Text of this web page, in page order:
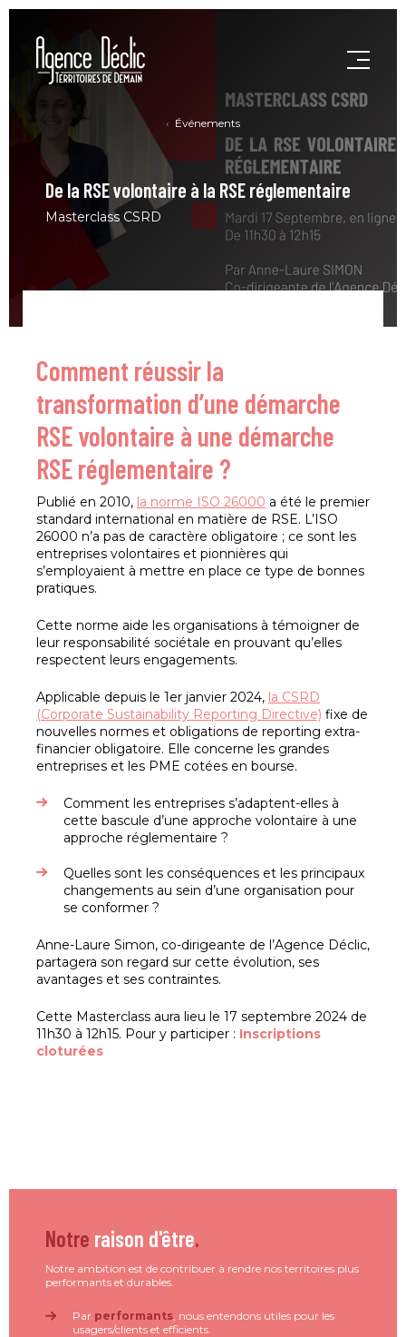
Événements
De la RSE volontaire à la RSE réglementaire
Masterclass CSRD
Comment réussir la
transformation d’une démarche
RSE volontaire à une démarche
RSE réglementaire ?
Publié en 2010, la norme ISO 26000 a été le premier
standard international en matière de RSE. L’ISO
26000 n’a pas de caractère obligatoire ; ce sont les
entreprises volontaires et pionnières qui
s’employaient à mettre en place ce type de bonnes
pratiques.
Cette norme aide les organisations à témoigner de
leur responsabilité sociétale en prouvant qu’elles
respectent leurs engagements.
Applicable depuis le 1er janvier 2024, la CSRD
(Corporate Sustainability Reporting Directive) fixe de
nouvelles normes et obligations de reporting extra-
financier obligatoire. Elle concerne les grandes
entreprises et les PME cotées en bourse.
Comment les entreprises s’adaptent-elles à
cette bascule d’une approche volontaire à une
approche réglementaire ?
Quelles sont les conséquences et les principaux
changements au sein d’une organisation pour
se conformer ?
Anne-Laure Simon, co-dirigeante de l’Agence Déclic,
partagera son regard sur cette évolution, ses
avantages et ses contraintes.
Cette Masterclass aura lieu le 17 septembre 2024 de
11h30 à 12h15. Pour y participer : Inscriptions
cloturées
Notre raison d'être.
Notre ambition est de contribuer à rendre nos territoires plus
performants et durables.
Par performants, nous entendons utiles pour les
usagers/clients et efficients.